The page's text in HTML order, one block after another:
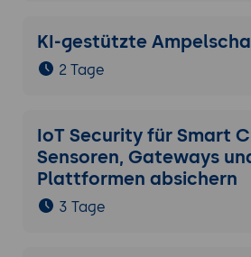
Dashboards für ein
Final Roadmap:
KI-gestützte
2 Tage
IoT Security für Smart
Sensoren, Gateways
Plattformen absichern
3 Tage